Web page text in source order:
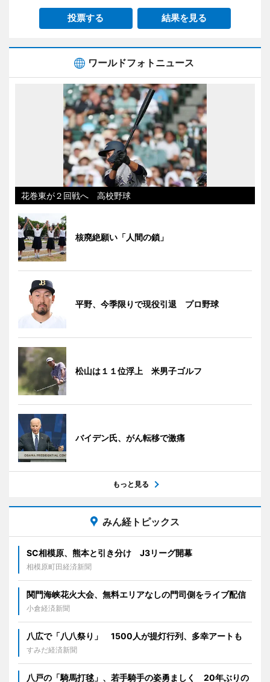
投票する 結果を見る
ワールドフォトニュース
花巻東が２回戦へ 高校野球
核廃絶願い「人間の鎖」
平野、今季限りで現役引退 プロ野球
松山は１１位浮上 米男子ゴルフ
バイデン氏、がん転移で激痛
もっと見る
みん経トピックス
SC相模原、熊本と引き分け J3リーグ開幕
相模原町田経済新聞
関門海峡花火大会、無料エリアなしの門司側をライブ配信
小倉経済新聞
八広で「八八祭り」 1500人が提灯行列、多幸アートも
すみだ経済新聞
八戸の「騎馬打毬」、若手騎手の姿勇ましく 20年ぶりの